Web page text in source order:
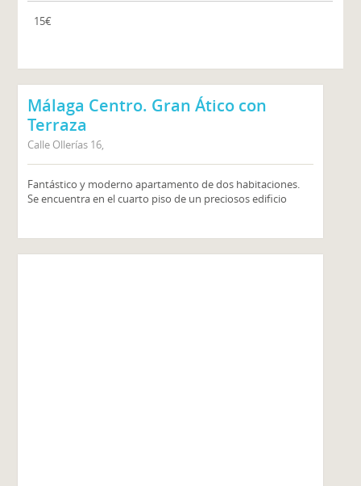
15€
Málaga Centro. Gran Ático con
Terraza
Calle Ollerías 16,
Fantástico y moderno apartamento de dos habitaciones.
Se encuentra en el cuarto piso de un preciosos edificio